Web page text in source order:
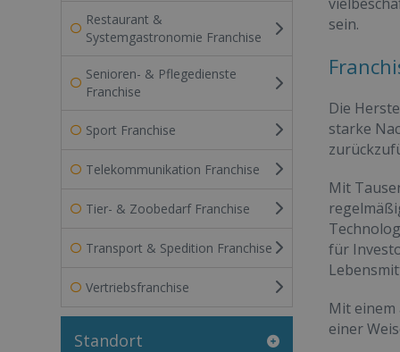
Restaurant &
Systemgastronomie Franchise
Senioren- & Pflegedienste
Franchise
Sport Franchise
Telekommunikation Franchise
Tier- & Zoobedarf Franchise
Transport & Spedition Franchise
Vertriebsfranchise
Standort
sein.
Die
starke
Mit
für
Mit
einer